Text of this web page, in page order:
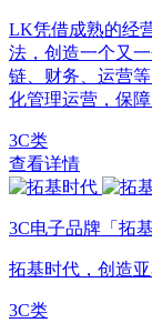
LK凭借成熟的经
法，创造一个又
链、财务、运营
化管理运营，保
3C类
查看详情
3C电子品牌「拓
拓基时代，创造
3C类